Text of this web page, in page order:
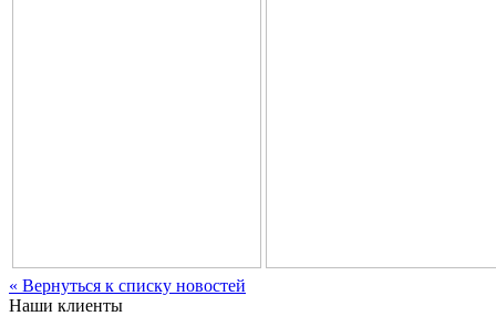
« Вернуться к списку новостей
Наши клиенты